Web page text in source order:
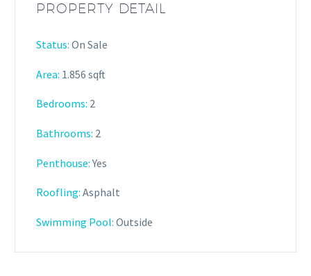
PROPERTY DETAIL
Status: On Sale
Area: 1.856 sqft
Bedrooms: 2
Bathrooms: 2
Penthouse:Yes
Roofling: Asphalt
Swimming Pool: Outside